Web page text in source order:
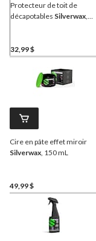
Protecteur de toit de
décapotables Silverwax,
32,99 $
Cire en pâte effet miroir
Silverwax, 150 mL
49,99 $